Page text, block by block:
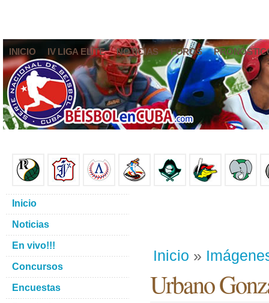
INICIO IV LIGA ELITE NOTICIAS FOROS
Inicio »
Urbano
Inicio
Noticias
En vivo!!!
Concursos
Encuestas